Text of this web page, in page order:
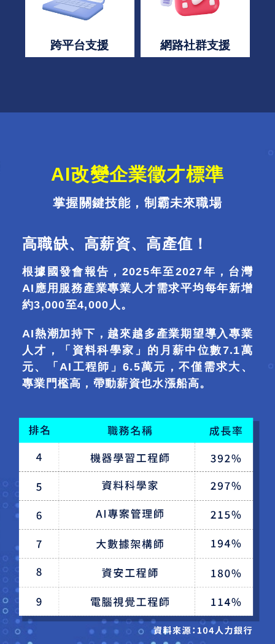
跨平台支援 網路社群支援
AI改變企業徵才標準
掌握關鍵技能，制霸未來職場
高職缺、高薪資、高產值！
根據國發會報告，2025年至2027年，台灣
AI應用服務產業專業人才需求平均每年新增
約3,000至4,000人。
AI熱潮加持下，越來越多產業期望導入專業
人才，「資料科學家」的月薪中位數7.1萬
元、「AI工程師」6.5萬元，不僅需求大、
專業門檻高，帶動薪資也水漲船高。